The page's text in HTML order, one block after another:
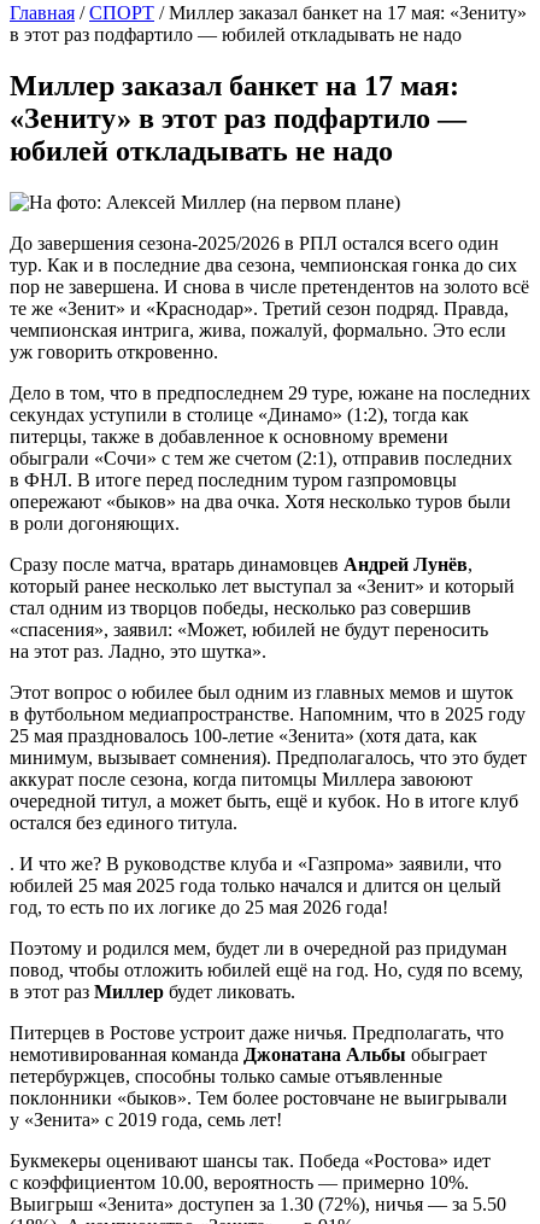
Главная /СПОРТ /Миллер заказал банкет на 17 мая: «Зениту»
в этот раз подфартило — юбилей откладывать не надо
Миллер заказал банкет на 17 мая:
«Зениту» в этот раз подфартило —
юбилей откладывать не надо
До завершения сезона-2025/2026 в РПЛ остался всего один
тур. Как и в последние два сезона, чемпионская гонка до сих
пор не завершена. И снова в числе претендентов на золото всё
те же «Зенит» и «Краснодар». Третий сезон подряд. Правда,
чемпионская интрига, жива, пожалуй, формально. Это если
уж говорить откровенно.
Дело в том, что в предпоследнем 29 туре, южане на последних
секундах уступили в столице «Динамо» (1:2), тогда как
питерцы, также в добавленное к основному времени
обыграли «Сочи» с тем же счетом (2:1), отправив последних
в ФНЛ. В итоге перед последним туром газпромовцы
опережают «быков» на два очка. Хотя несколько туров были
в роли догоняющих.
Сразу после матча, вратарь динамовцев Андрей Лунёв,
который ранее несколько лет выступал за «Зенит» и который
стал одним из творцов победы, несколько раз совершив
«спасения», заявил: «Может, юбилей не будут переносить
на этот раз. Ладно, это шутка».
Этот вопрос о юбилее был одним из главных мемов и шуток
в футбольном медиапространстве. Напомним, что в 2025 году
25 мая праздновалось 100-летие «Зенита» (хотя дата, как
минимум, вызывает сомнения). Предполагалось, что это будет
аккурат после сезона, когда питомцы Миллера завоюют
очередной титул, а может быть, ещё и кубок. Но в итоге клуб
остался без единого титула.
. И что же? В руководстве клуба и «Газпрома» заявили, что
юбилей 25 мая 2025 года только начался и длится он целый
год, то есть по их логике до 25 мая 2026 года!
Поэтому и родился мем, будет ли в очередной раз придуман
повод, чтобы отложить юбилей ещё на год. Но, судя по всему,
в этот раз Миллер будет ликовать.
Питерцев в Ростове устроит даже ничья. Предполагать, что
немотивированная команда Джонатана Альбы обыграет
петербуржцев, способны только самые отъявленные
поклонники «быков». Тем более ростовчане не выигрывали
у «Зенита» с 2019 года, семь лет!
Букмекеры оценивают шансы так. Победа «Ростова» идет
с коэффициентом 10.00, вероятность — примерно 10%.
Выигрыш «Зенита» доступен за 1.30 (72%), ничья — за 5.50